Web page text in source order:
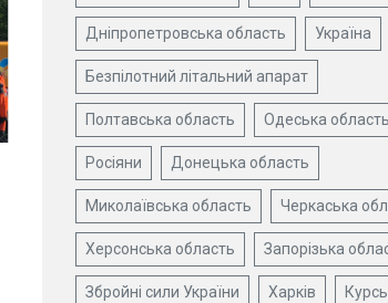
Дніпропетровська область Україна
Безпілотний літальний апарат
Полтавська область Одеська область
Росіяни Донецька область
Миколаївська область Черкаська
Херсонська область Запорізька
Збройні сили України Харків